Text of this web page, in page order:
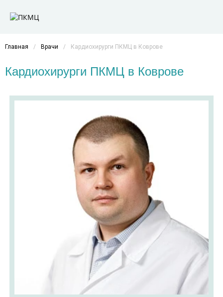
Главная / Врачи / Кардиохирурги ПКМЦ в Коврове
Кардиохирурги ПКМЦ в Коврове